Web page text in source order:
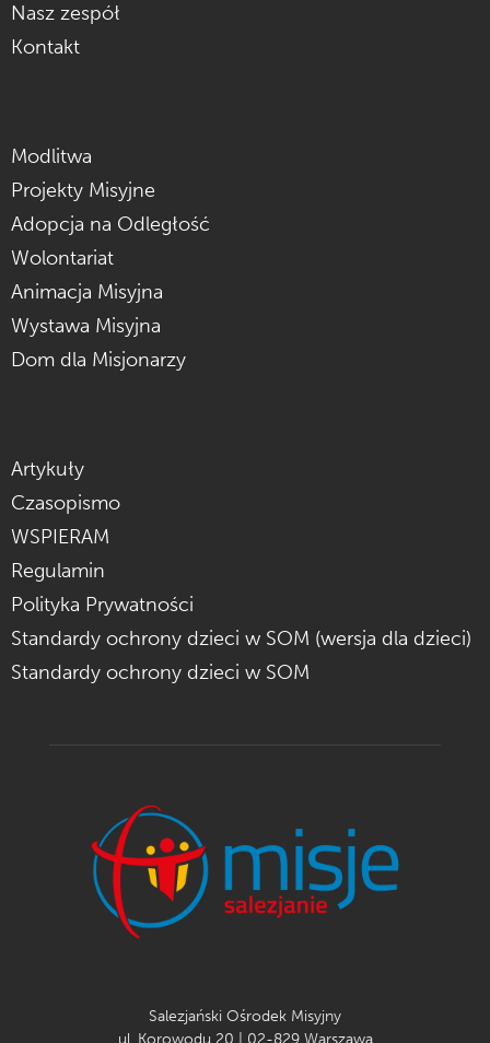
Nasz zespół
Kontakt
Modlitwa
Projekty Misyjne
Adopcja na Odległość
Wolontariat
Animacja Misyjna
Wystawa Misyjna
Dom dla Misjonarzy
Artykuły
Czasopismo
WSPIERAM
Regulamin
Polityka Prywatności
Standardy ochrony dzieci w SOM (wersja dla dzieci)
Standardy ochrony dzieci w SOM
Salezjański Ośrodek Misyjny
ul. Korowodu 20 | 02-829 Warszawa